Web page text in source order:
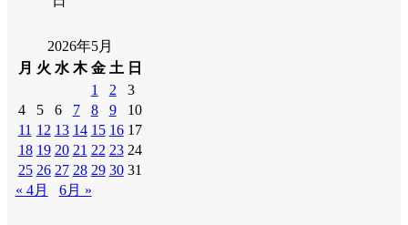
2026年5月
月 火 水 木 金 土 日
1
2
3
4
5 6 7 8 9
10
11 12 13 14 15 16 17
18 19 20 21 22 23 24
25 26 27 28 29 30 31
« 4月
6月 »